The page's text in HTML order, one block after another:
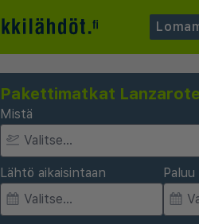
Pakettimatkat Lanzarote
Mistä
Lähtö aikaisintaan